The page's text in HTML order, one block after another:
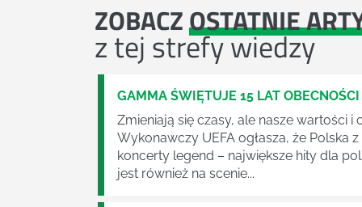
ZOBACZOSTATNIE
z tej strefy wiedzy
GAMMA ŚWIĘTUJE 15 LAT
Zmieniają się czasy, ale nasze wartości
Wykonawczy UEFA ogłasza, że Polska
koncerty legend – największe hity dla
jest również na scenie...